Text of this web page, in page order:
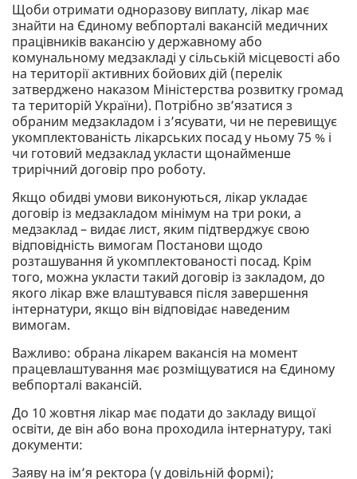
Щоби отримати одноразову виплату, лікар має
знайти на Єдиному вебпорталі вакансій медичних
працівників вакансію у державному або
комунальному медзакладі у сільській місцевості або
на території активних бойових дій (перелік
затверджено наказом Міністерства розвитку громад
та територій України). Потрібно зв’язатися з
обраним медзакладом і з’ясувати, чи не перевищує
укомплектованість лікарських посад у ньому 75 % і
чи готовий медзаклад укласти щонайменше
трирічний договір про роботу.
Якщо обидві умови виконуються, лікар укладає
договір із медзакладом мінімум на три роки, а
медзаклад – видає лист, яким підтверджує свою
відповідність вимогам Постанови щодо
розташування й укомплектованості посад. Крім
того, можна укласти такий договір із закладом, до
якого лікар вже влаштувався після завершення
інтернатури, якщо він відповідає наведеним
вимогам.
Важливо: обрана лікарем вакансія на момент
працевлаштування має розміщуватися на Єдиному
вебпорталі вакансій.
До 10 жовтня лікар має подати до закладу вищої
освіти, де він або вона проходила інтернатуру, такі
документи:
Заяву на ім’я ректора (у довільній формі);